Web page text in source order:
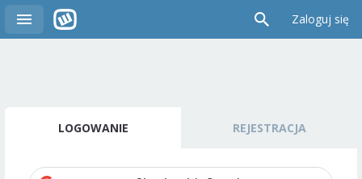
Zaloguj się
LOGOWANIE REJESTRACJA